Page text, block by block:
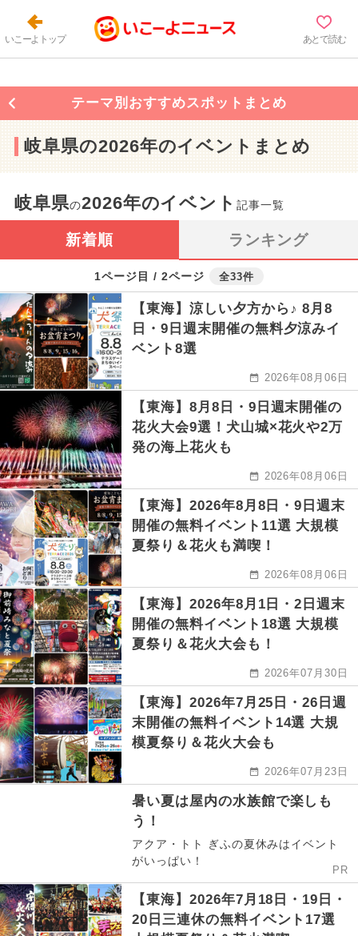
いこーよトップ あとで読む
テーマ別おすすめスポットまとめ
岐阜県の2026年のイベントまとめ
岐阜県の2026年のイベント記事一覧
新着順 ランキング
1ページ目 / 2ページ 全33件
【東海】涼しい夕方から♪ 8月8
日・9日週末開催の無料夕涼みイ
ベント8選
2026年08月06日
【東海】8月8日・9日週末開催の
花火大会9選！犬山城×花火や2万
発の海上花火も
2026年08月06日
【東海】2026年8月8日・9日週末
開催の無料イベント11選 大規模
夏祭り＆花火も満喫！
2026年08月06日
【東海】2026年8月1日・2日週末
開催の無料イベント18選 大規模
夏祭り＆花火大会も！
2026年07月30日
【東海】2026年7月25日・26日週
末開催の無料イベント14選 大規
模夏祭り＆花火大会も
2026年07月23日
暑い夏は屋内の水族館で楽しも
う！
アクア・トト ぎふの夏休みはイベント
がいっぱい！
PR
【東海】2026年7月18日・19日・
20日三連休の無料イベント17選